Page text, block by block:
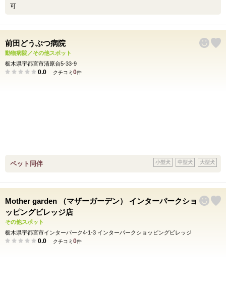
可
前田どうぶつ病院
動物病院／その他スポット
栃木県宇都宮市清原台5-33-9
0.0 クチコミ 0件
ペット同伴 小型犬 中型犬 大型犬
Mother garden （マザーガーデン） インターパークショ
ッピングビレッジ店
その他スポット
栃木県宇都宮市インターパーク4-1-3 インターパークショッピングビレッジ
0.0 クチコミ 0件